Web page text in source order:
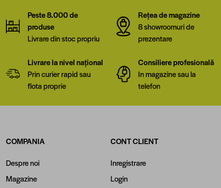
Peste 8.000 de
produse
Livrare din stoc propriu
Rețea de magazine
8 showroomuri de
prezentare
Livrare la nivel național
Prin curier rapid sau
flota proprie
Consiliere profesională
In magazine sau la
telefon
COMPANIA
Despre noi
Magazine
CONT CLIENT
Inregistrare
Login